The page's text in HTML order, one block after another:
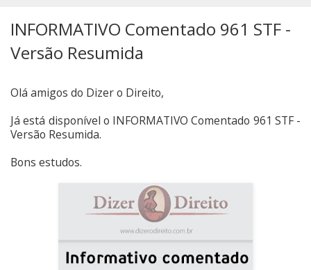
INFORMATIVO Comentado 961 STF -
Versão Resumida
Olá amigos do Dizer o Direito,
Já está disponível o INFORMATIVO Comentado 961 STF -
Versão Resumida.
Bons estudos.